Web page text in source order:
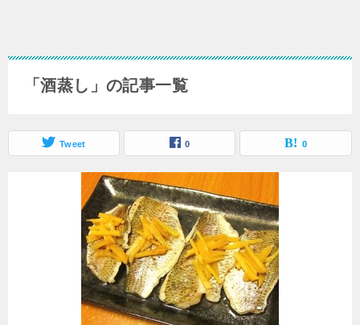
「酒蒸し」の記事一覧
Tweet 0 0